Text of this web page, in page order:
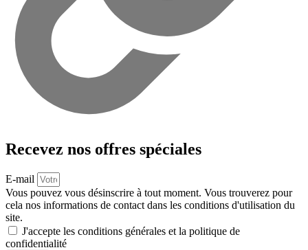
Recevez nos offres spéciales
E-mail
Vous pouvez vous désinscrire à tout moment. Vous trouverez pour
cela nos informations de contact dans les conditions d'utilisation du
site.
J'accepte les conditions générales et la politique de
confidentialité